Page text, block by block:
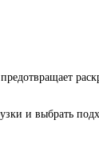
и выбрать